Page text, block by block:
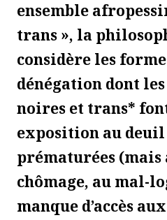
ensemble
trans », la
considère les forme
dénégation dont
noires et trans*
exposition au deuil
prématurées (mais
chômage, au mal-
manque d’accès